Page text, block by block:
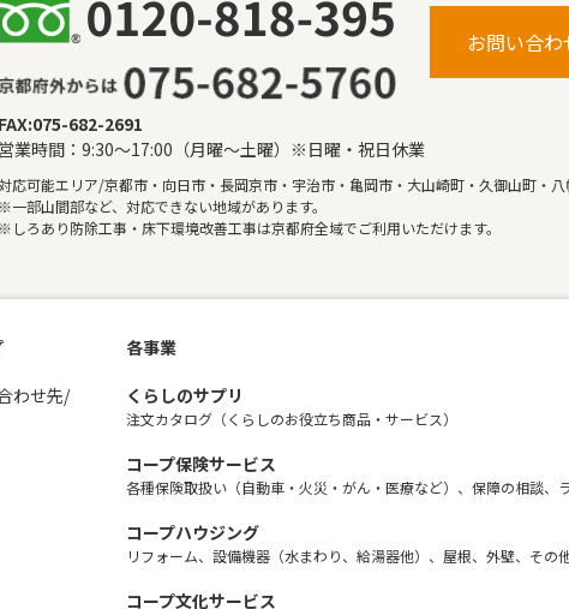
お問い合
FAX:075-682-2691
営業時間：9:30〜17:00（月曜〜土曜）※日曜・祝日休業
応可能エリア/京都市・向日市・長岡京市・宇治市・亀岡市・大山崎町・久御山町・
※一部山間部など、対応できない地域があります。
※しろあり防除工事・床下環境改善工事は京都府全域でご利用いただけます。
わせ先/
各事業
くらしのサプリ
注文カタログ（くらしのお役立ち商品・サービス）
コープ保険サービス
各種保険取扱い（自動車・火災・がん・医療など）、保障の相談、
コープハウジング
リフォーム、設備機器（水まわり、給湯器他）、屋根、外壁、その
コープ文化サービス